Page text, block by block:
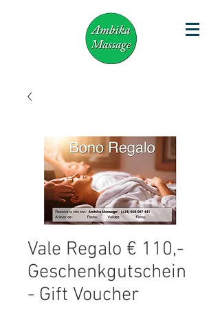
Vale Regalo € 110,-
Geschenkgutschein
- Gift Voucher